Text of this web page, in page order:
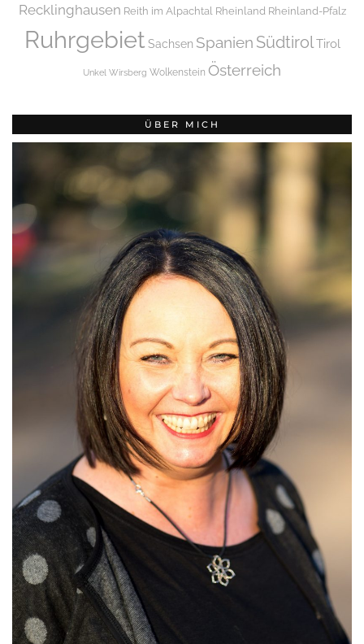
Recklinghausen Reith im Alpachtal Rheinland Rheinland-Pfalz
Ruhrgebiet Sachsen Spanien SüdtirolTirol
Unkel Wirsberg Wolkenstein Österreich
ÜBER MICH